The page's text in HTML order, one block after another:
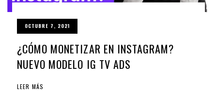
OCTUBRE 7, 2021
¿CÓMO MONETIZAR EN INSTAGRAM?
NUEVO MODELO IG TV ADS
LEER MÁS